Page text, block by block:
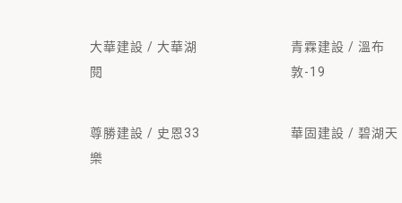
大華建設 / 大華湖
閱
青霖建設 / 溫布
敦-19
尊勝建設 / 史恩33
樂
華固建設 / 碧湖天